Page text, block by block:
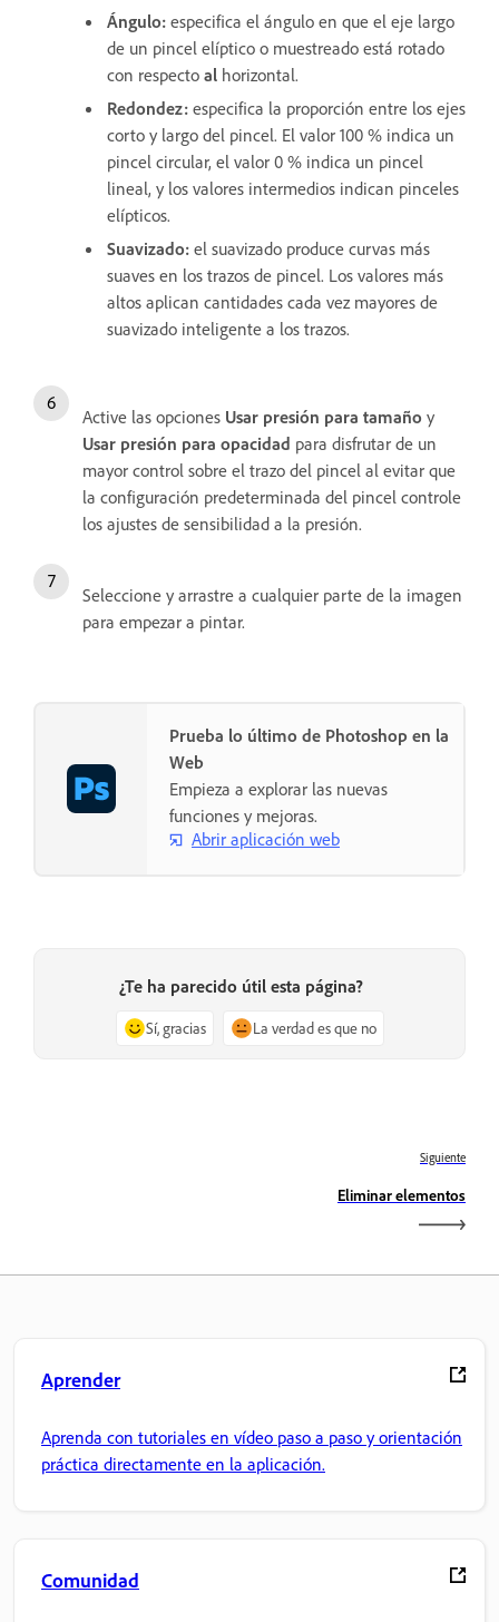
Ángulo: especifica el ángulo en que el eje largo
de un pincel elíptico o muestreado está rotado
con respecto al horizontal.
Redondez: especifica la proporción entre los ejes
corto y largo del pincel. El valor 100 % indica un
pincel circular, el valor 0 % indica un pincel
lineal, y los valores intermedios indican pinceles
elípticos.
Suavizado: el suavizado produce curvas más
suaves en los trazos de pincel. Los valores más
altos aplican cantidades cada vez mayores de
suavizado inteligente a los trazos.
Active las opciones Usar presión para tamaño y
Usar presión para opacidad para disfrutar de un
mayor control sobre el trazo del pincel al evitar que
la configuración predeterminada del pincel controle
los ajustes de sensibilidad a la presión.
Seleccione y arrastre a cualquier parte de la imagen
para empezar a pintar.
Prueba lo último de Photoshop en la
Web
Empieza a explorar las nuevas
funciones y mejoras.
Abrir aplicación web
¿Te ha parecido útil esta página?
Sí, gracias La verdad es que no
Siguiente
Eliminar elementos
Aprender
Aprenda con tutoriales en vídeo paso a paso y orientación
práctica directamente en la aplicación.
Comunidad